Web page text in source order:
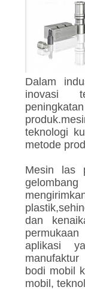
Dalam
inovasi
teknologi
metode
Mesin las
dan
aplikasi
bodi mobil
mobil,